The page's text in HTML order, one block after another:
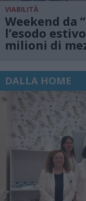
VIABILITÀ
Weekend da
l’esodo
milioni di
DALLA HOME